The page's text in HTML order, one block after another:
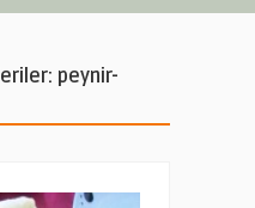
peynir-